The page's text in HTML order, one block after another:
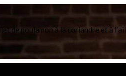
de poulamon à la coriandre et à l’ail